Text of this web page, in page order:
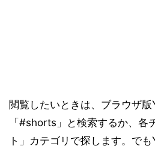
閲覧したいときは、ブラウザ
「#shorts」と検索するか、各
ト」カテゴリで探します。で